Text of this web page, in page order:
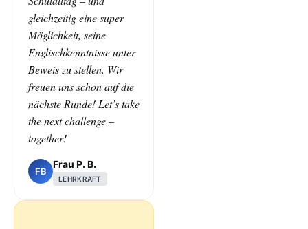
gleichzeitig eine super
Möglichkeit, seine
Englischkenntnisse unter
Beweis zu stellen. Wir
freuen uns schon auf die
nächste Runde! Let’s take
the next challenge –
together!
FB
Frau P. B.
LEHRKRAFT